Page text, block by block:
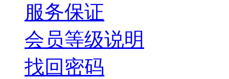
服务保证
会员等级说明
找回密码